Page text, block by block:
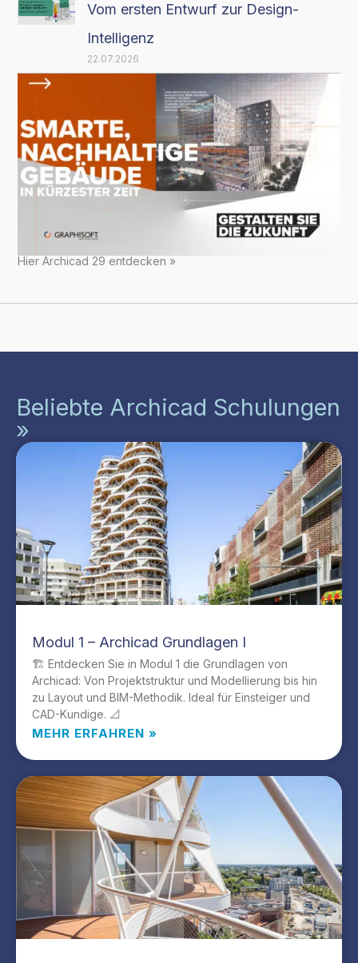
Vom ersten Entwurf zur Design-
Intelligenz
22.07.2026
Hier Archicad 29 entdecken »
Beliebte Archicad Schulungen
»
Modul 1 – Archicad Grundlagen I
🏗️ Entdecken Sie in Modul 1 die Grundlagen von
Archicad: Von Projektstruktur und Modellierung bis hin
zu Layout und BIM-Methodik. Ideal für Einsteiger und
CAD-Kundige. 📐
MEHR ERFAHREN »